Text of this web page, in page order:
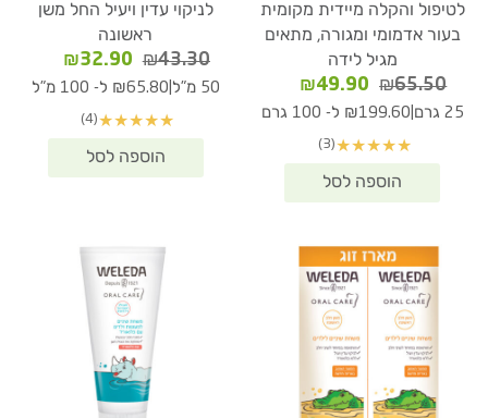
לטיפול והקלה מיידית מקומית
בעור אדמומי ומגורה, מתאים
מגיל לידה
₪65.50
המחיר
המקורי
₪65.50.
₪49.90
המחיר
הנוכחי
25 גרם ₪199.60 ל- 100 גרם
★
★
★
★
★
(3)
לניקוי עדין ויעיל החל משן
ראשונה
₪43.30
המחיר
המקורי
₪43.30.
₪32.90
הנוכחי
50 מ"ל ₪65.80 ל- 100 מ"ל
★
★
★
★
★
(4)